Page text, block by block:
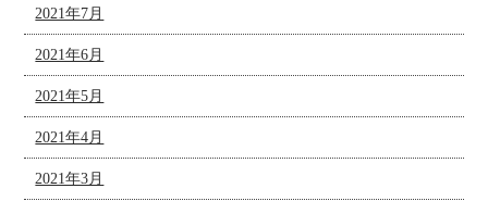
2021年7月
2021年6月
2021年5月
2021年4月
2021年3月